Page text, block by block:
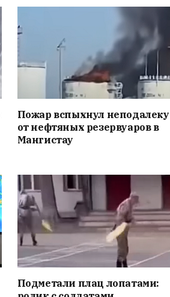
Пожар вспыхнул неподалеку
от нефтяных резервуаров в
Мангистау
Подметали плац лопатами: